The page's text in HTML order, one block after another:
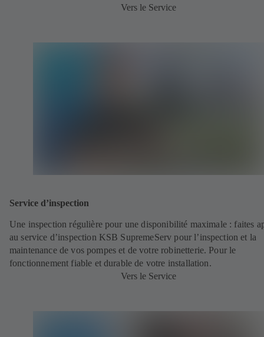
Vers le Service
Service d’inspection
Une inspection régulière pour une disponibilité maximale : faites
au service d’inspection KSB SupremeServ pour l’inspection et la
maintenance de vos pompes et de votre robinetterie. Pour le
fonctionnement fiable et durable de votre installation.
Vers le Service